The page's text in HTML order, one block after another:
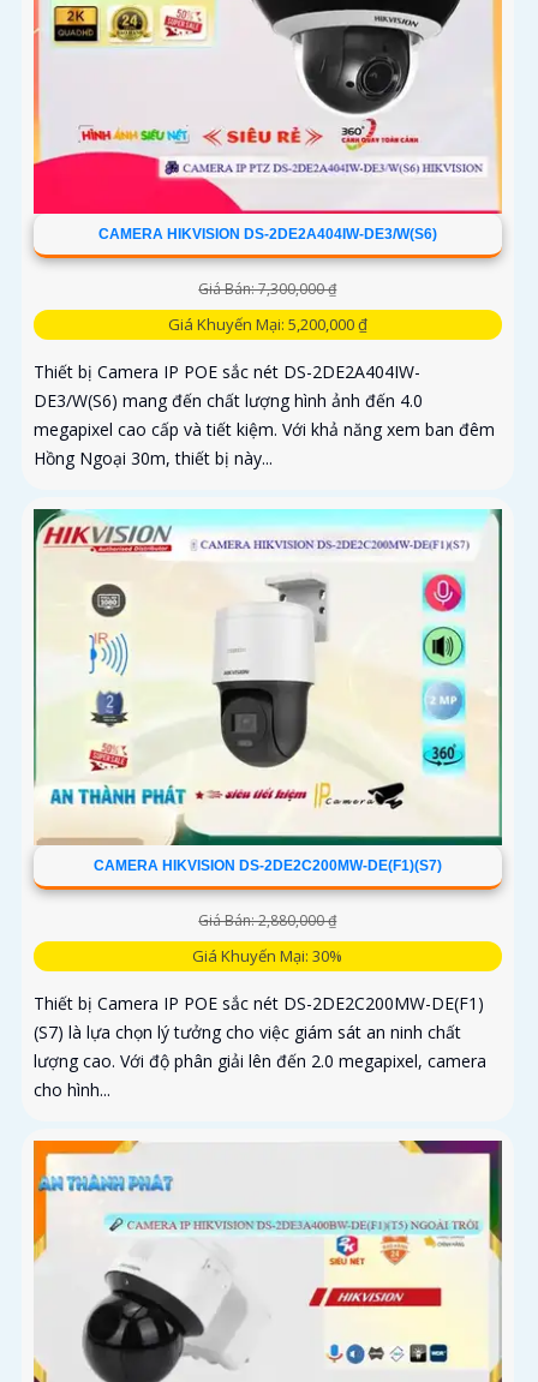
CAMERA HIKVISION DS-2DE2A404IW-DE3/W(S6)
Giá Bán: 7,300,000 ₫
Giá Khuyến Mại: 5,200,000 ₫
Thiết bị Camera IP POE sắc nét DS-2DE2A404IW-
DE3/W(S6) mang đến chất lượng hình ảnh đến 4.0
megapixel cao cấp và tiết kiệm. Với khả năng xem ban đêm
Hồng Ngoại 30m, thiết bị này...
CAMERA HIKVISION DS-2DE2C200MW-DE(F1)(S7)
Giá Bán: 2,880,000 ₫
Giá Khuyến Mại: 30%
Thiết bị Camera IP POE sắc nét DS-2DE2C200MW-DE(F1)
(S7) là lựa chọn lý tưởng cho việc giám sát an ninh chất
lượng cao. Với độ phân giải lên đến 2.0 megapixel, camera
cho hình...